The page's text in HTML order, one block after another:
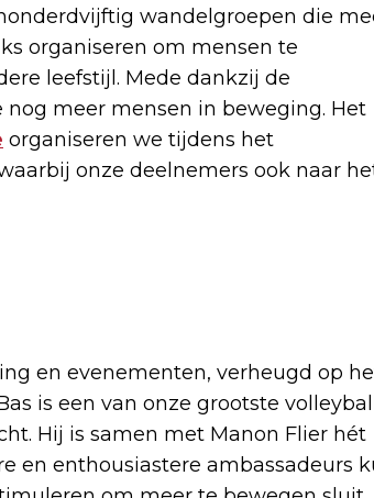
wandelgroepen die
organiseren om mensen te
leefstijl. Mede dankzij de
meer mensen in beweging. Het
organiseren we tijdens het
onze deelnemers ook naar
en evenementen, verheugd op
is een van onze grootste
Hij is samen met Manon Flier hét
en enthousiastere ambassadeurs